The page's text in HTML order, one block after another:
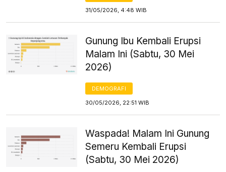
31/05/2026, 4:48 WIB
Gunung Ibu Kembali Erupsi
Malam Ini (Sabtu, 30 Mei
2026)
DEMOGRAFI
30/05/2026, 22:51 WIB
Waspada! Malam Ini Gunung
Semeru Kembali Erupsi
(Sabtu, 30 Mei 2026)